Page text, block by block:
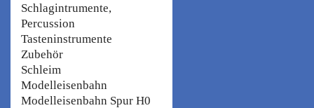
Schlagintrumente,
Percussion
Tasteninstrumente
Zubehör
Schleim
Modelleisenbahn
Modelleisenbahn Spur H0